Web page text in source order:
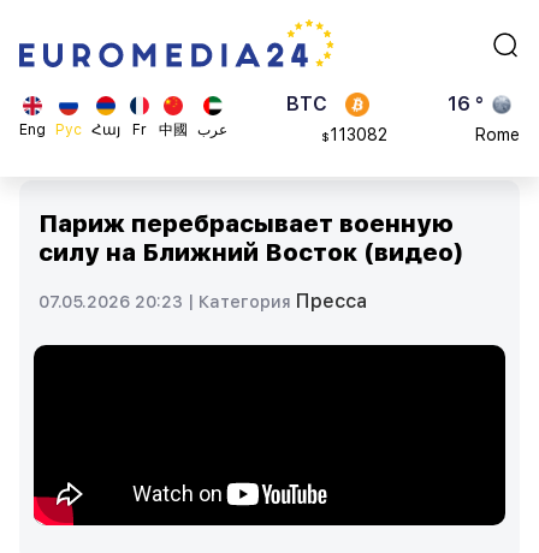
Eng Рус Հայ Fr 中國 عرب
BTC
ADA
0.868816
23 °
Madrid
Париж перебрасывает военную
силу на Ближний Восток (видео)
07.05.2026 20:23 | Категория Пресса